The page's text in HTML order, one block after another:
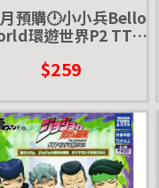
預購🕛小小兵Bello
環遊世界P2 TTA
$259